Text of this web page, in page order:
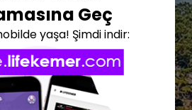
Geç
yaşa! Şimdi indir: